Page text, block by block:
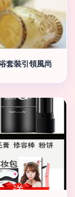
套裝引領風尚